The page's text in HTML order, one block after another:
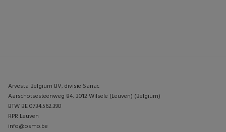
Arvesta Belgium BV, divisie Sanac
Aarschotsesteenweg 84, 3012 Wilsele (Leuven) (Belgium)
BTW BE 0734.562.390
RPR Leuven
info@osmo.be